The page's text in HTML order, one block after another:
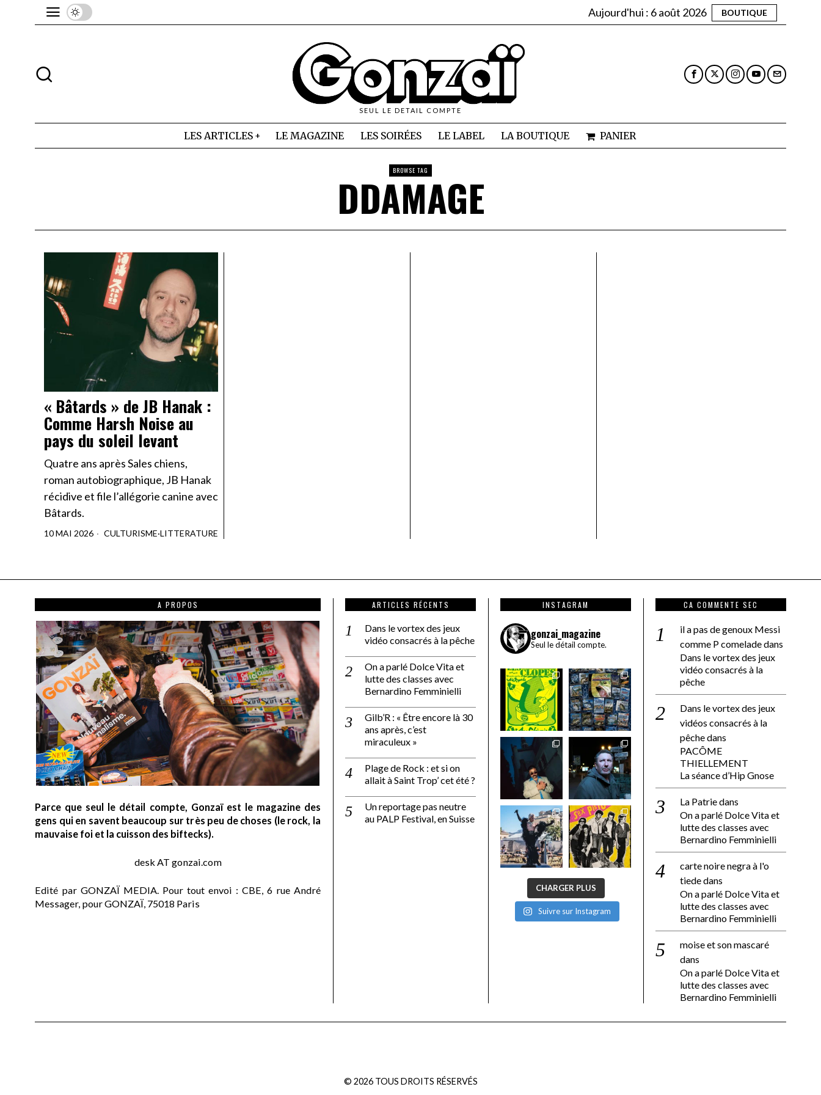
Aujourd'hui : 6 août 2026 BOUTIQUE
SEUL LE DETAIL COMPTE
LES ARTICLES LE MAGAZINE LES SOIRÉES LE LABEL LA BOUTIQUE PANIER
BROWSE TAG
DDAMAGE
« Bâtards » de JB Hanak :
Comme Harsh Noise au
pays du soleil levant
Quatre ans après Sales chiens,
roman autobiographique, JB Hanak
récidive et file l’allégorie canine avec
Bâtards.
10 MAI 2026 CULTURISME·LITTERATURE
A PROPOS
Parce que seul le détail compte, Gonzaï est le magazine des
gens qui en savent beaucoup sur très peu de choses (le rock, la
mauvaise foi et la cuisson des biftecks).
desk AT gonzai.com
Edité par GONZAÏ MEDIA. Pour tout envoi : CBE, 6 rue André
Messager, pour GONZAÏ, 75018 Paris
ARTICLES RÉCENTS
Dans le vortex des jeux
vidéo consacrés à la pêche
On a parlé Dolce Vita et
lutte des classes avec
Bernardino Femminielli
Gilb’R : « Être encore là 30
ans après, c’est
miraculeux »
Plage de Rock : et si on
allait à Saint Trop’ cet été ?
Un reportage pas neutre
au PALP Festival, en Suisse
INSTAGRAM
gonzai_magazine
Seul le détail compte.
CHARGER PLUS
Suivre sur Instagram
CA COMMENTE SEC
il a pas de genoux Messi
comme P comeladedans
Dans le vortex des jeux
vidéo consacrés à la
pêche
Dans le vortex des jeux
vidéos consacrés à la
pêchedans
PACÔME
THIELLEMENT
La séance d’Hip Gnose
La Patriedans
On a parlé Dolce Vita et
lutte des classes avec
Bernardino Femminielli
carte noire negra à l'o
tiededans
On a parlé Dolce Vita et
lutte des classes avec
Bernardino Femminielli
moise et son mascaré
dans
On a parlé Dolce Vita et
lutte des classes avec
Bernardino Femminielli
© 2026TOUS DROITS RÉSERVÉS